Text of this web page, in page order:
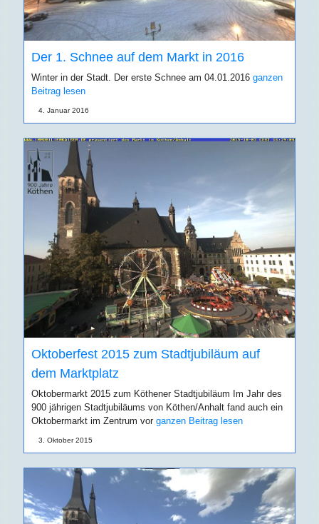
Der 1. Schnee auf dem Markt in 2016
Winter in der Stadt. Der erste Schnee am 04.01.2016ganzen
Beitrag lesen
4. Januar 2016
Oktoberfest 2015 zum Stadtjubiläum auf
dem Marktplatz
Oktobermarkt 2015 zum Köthener Stadtjubiläum Im Jahr des
900 jährigen Stadtjubiläums von Köthen/Anhalt fand auch ein
Oktobermarkt im Zentrum vorganzen Beitrag lesen
3. Oktober 2015